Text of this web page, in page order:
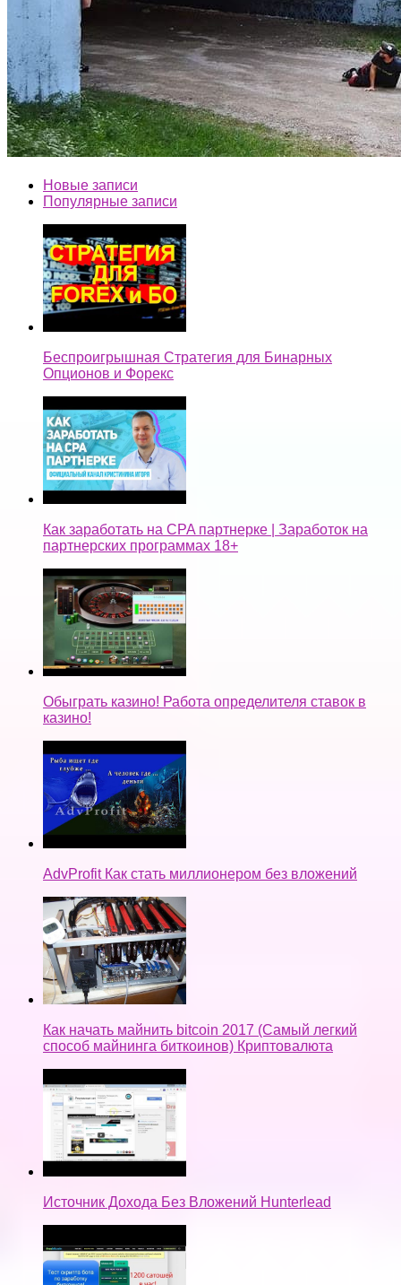
Новые записи
Популярные записи
Беспроигрышная Стратегия для Бинарных
Опционов и Форекс
Как заработать на CPA партнерке | Заработок на
партнерских программах 18+
Обыграть казино! Работа определителя ставок в
казино!
AdvProfit Как стать миллионером без вложений
Как начать майнить bitcoin 2017 (Самый легкий
способ майнинга биткоинов) Криптовалюта
Источник Дохода Без Вложений Hunterlead